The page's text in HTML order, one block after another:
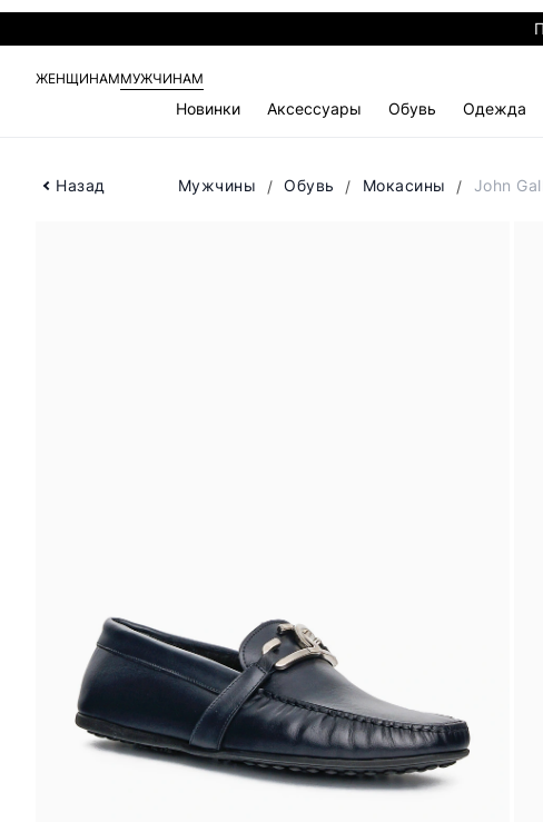
ЖЕНЩИНАММУЖЧИНАМ
Новинки Аксессуары Обувь Одежда
Назад Мужчины Обувь Мокасины John